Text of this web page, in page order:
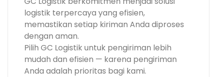
logistik terpercaya yang efisien,
memastikan setiap kiriman Anda diproses
dengan aman.
Pilih GC Logistik untuk pengiriman lebih
mudah dan efisien — karena pengiriman
Anda adalah prioritas bagi kami.